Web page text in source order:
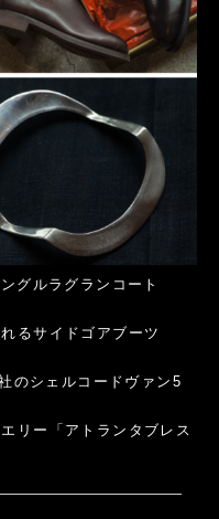
グルラグランコート
るサイドゴアブーツ
のシェルコードヴァン5
リー「アトランタブレス